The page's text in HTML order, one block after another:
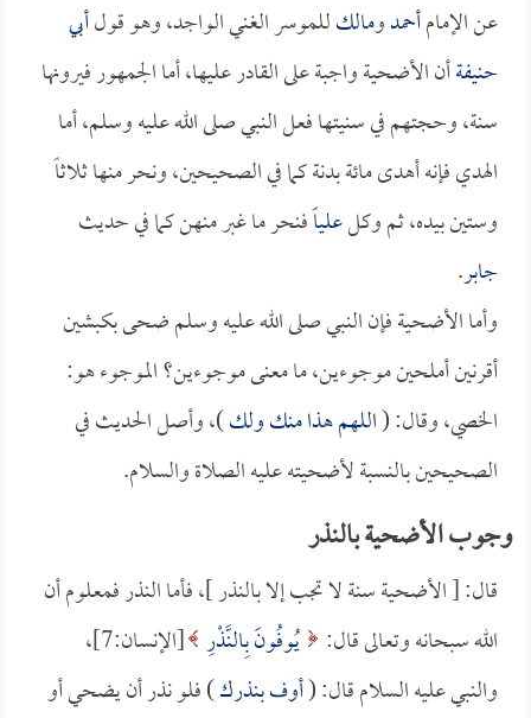
عن الإمامأحمدومالكللموسر الغني الواجد، وهو قولأبي
حنيفةأن الأضحية واجبة على القادر عليها، أما الجمهور فيرونها
سنة، وحجتهم في سنيتها فعل النبي صلى الله عليه وسلم، أما
الهدي فإنه أهدى مائة بدنة كما في الصحيحين، ونحر منها ثلاثاً
وستين بيده، ثم وكلعلياًفنحر ما غبر منهن كما في حديث
جابر.
وأما الأضحية فإن النبي صلى الله عليه وسلم ضحى بكبشين
أقرنين أملحين موجوءين، ما معنى موجوءين؟ الموجوء هو:
الخصي، وقال: (اللهم هذا منك ولك)، وأصل الحديث في
الصحيحين بالنسبة لأضحيته عليه الصلاة والسلام.
وجوب الأضحية بالنذر
قال: [ الأضحية سنة لا تجب إلا بالنذر ]، فأما النذر فمعلوم أن
الله سبحانه وتعالى قال: يُوفُونَ بِالنَّذْرِ
[الإنسان:7]،
والنبي عليه السلام قال: (أوف بنذرك) فلو نذر أن يضحي أو